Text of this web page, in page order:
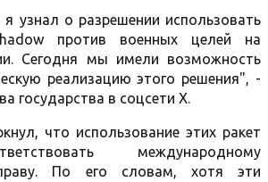
узнал о разрешении использовать
против военных целей на
Сегодня мы имели возможность
реализацию этого решения", -
государства в соцсети Х.
что использование этих ракет
международному
По его словам, хотя эти